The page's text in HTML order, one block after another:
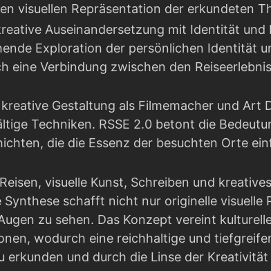
visuellen Repräsentation der erkundeten
Auseinandersetzung mit Identität
Exploration der persönlichen Identität
eine Verbindung zwischen den
kreative Gestaltung als Filmemacher und
Techniken. RSSE 2.0 betont die
die die Essenz der besuchten Orte
visuelle Kunst, Schreiben und
Synthese schafft nicht nur originelle
zu sehen. Das Konzept vereint
wodurch eine reichhaltige und
erkunden und durch die Linse der